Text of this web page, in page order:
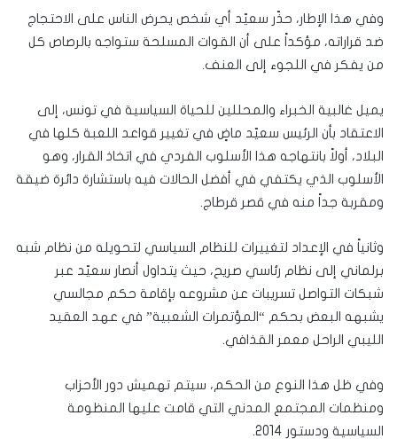
وفي هذا الإطار، حذّر سعيّد أي شخص يحرض الناس على الاحتجاج
ضد قراراته، مؤكداً على أن القوات المسلحة ستواجه بالرصاص كل
من يفكر في اللجوء إلى العنف.
يميل غالبية الخبراء والمحللين للحياة السياسية في تونس، إلى
الاعتقاد بأن الرئيس سعيّد ماضٍ في تغيير قواعد اللعبة كلها في
البلاد، أولاً بانتهاجه هذا الأسلوب الفردي في اتخاذ القرار، وهو
الأسلوب الذي يكتفي في أفضل الحالات فيه باستشارة دائرة ضيقة
ومقربة جداً منه في قصر قرطاج.
وثانياً في الإعداد لتغييرات للنظام السياسي لتحويله من نظام شبه
برلماني إلى نظام رئاسي صريح، حيث يتداول أنصار سعيّد عبر
شبكات التواصل تسريبات عن مشروعه بإقامة حكم مجالسي
يشبهه البعض بحكم “المؤتمرات الشعبية” في عهد العقيد
الليبي الراحل معمر القذافي.
وفي ظل هذا النوع من الحكم، سيتم تهميش دور الأحزاب
ومنظمات المجتمع المدني التي قامت عليها المنظومة
السياسية ودستور 2014.